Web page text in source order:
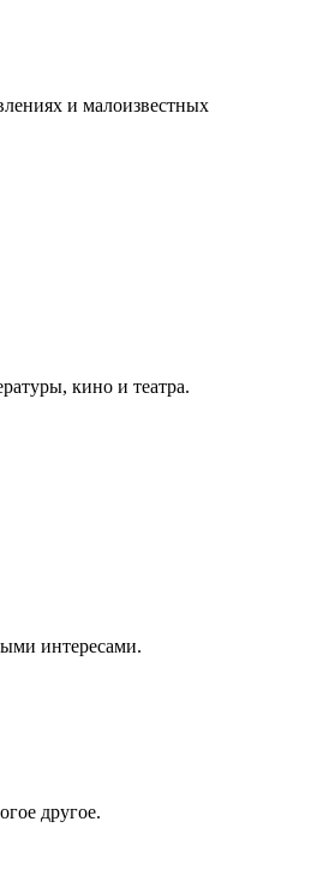
и малоизвестных
кино и театра.
интересами.
другое.